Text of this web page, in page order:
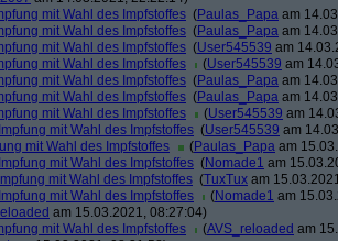
mit Wahl des Impfstoffes (Paulas_Papa am
mit Wahl des Impfstoffes (Paulas_Papa am
mit Wahl des Impfstoffes (User545539 am
mit Wahl des Impfstoffes
(User545539 am
mit Wahl des Impfstoffes (Paulas_Papa am
mit Wahl des Impfstoffes (Paulas_Papa am
mit Wahl des Impfstoffes
(User545539 am
mit Wahl des Impfstoffes (User545539 am
mit Wahl des Impfstoffes
(Paulas_Papa am
mit Wahl des Impfstoffes (Nomade1 am
mit Wahl des Impfstoffes (TuxTux am
mit Wahl des Impfstoffes
(Nomade1 am
am 15.03.2021, 08:27:04)
mit Wahl des Impfstoffes
(AVS_reloaded am